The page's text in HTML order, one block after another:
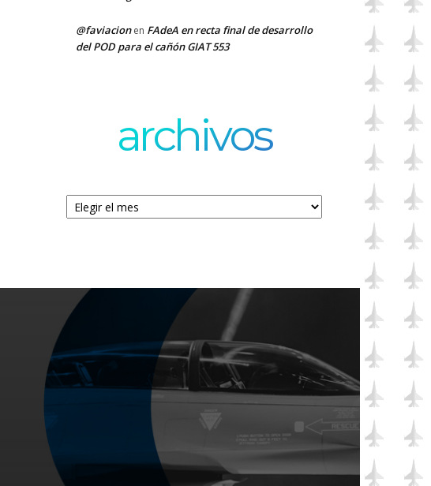
@faviacionen FAdeA en recta final de desarrollo
del POD para el cañón GIAT 553
archivos
Archivos